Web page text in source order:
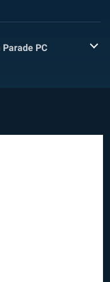
PC